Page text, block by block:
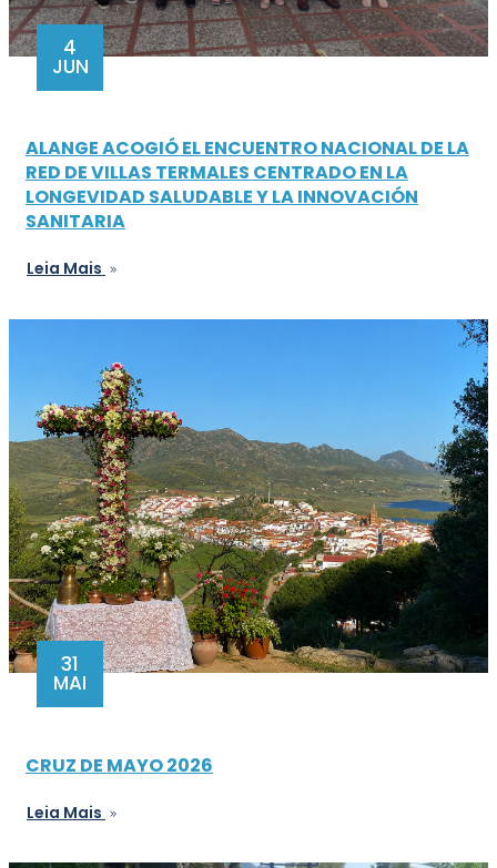
4
JUN
ALANGE ACOGIÓ EL ENCUENTRO NACIONAL DE LA
RED DE VILLAS TERMALES CENTRADO EN LA
LONGEVIDAD SALUDABLE Y LA INNOVACIÓN
SANITARIA
Leia Mais
31
MAI
CRUZ DE MAYO 2026
Leia Mais